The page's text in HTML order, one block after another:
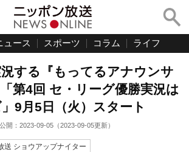
ュース スポーツ コラム ライフ
する『もってるアナウンサ
第4回 セ・リーグ優勝実況は
9月5日（火）スタート
開： 2023-09-05 （2023-09-05更新）
送 ショウアップナイター